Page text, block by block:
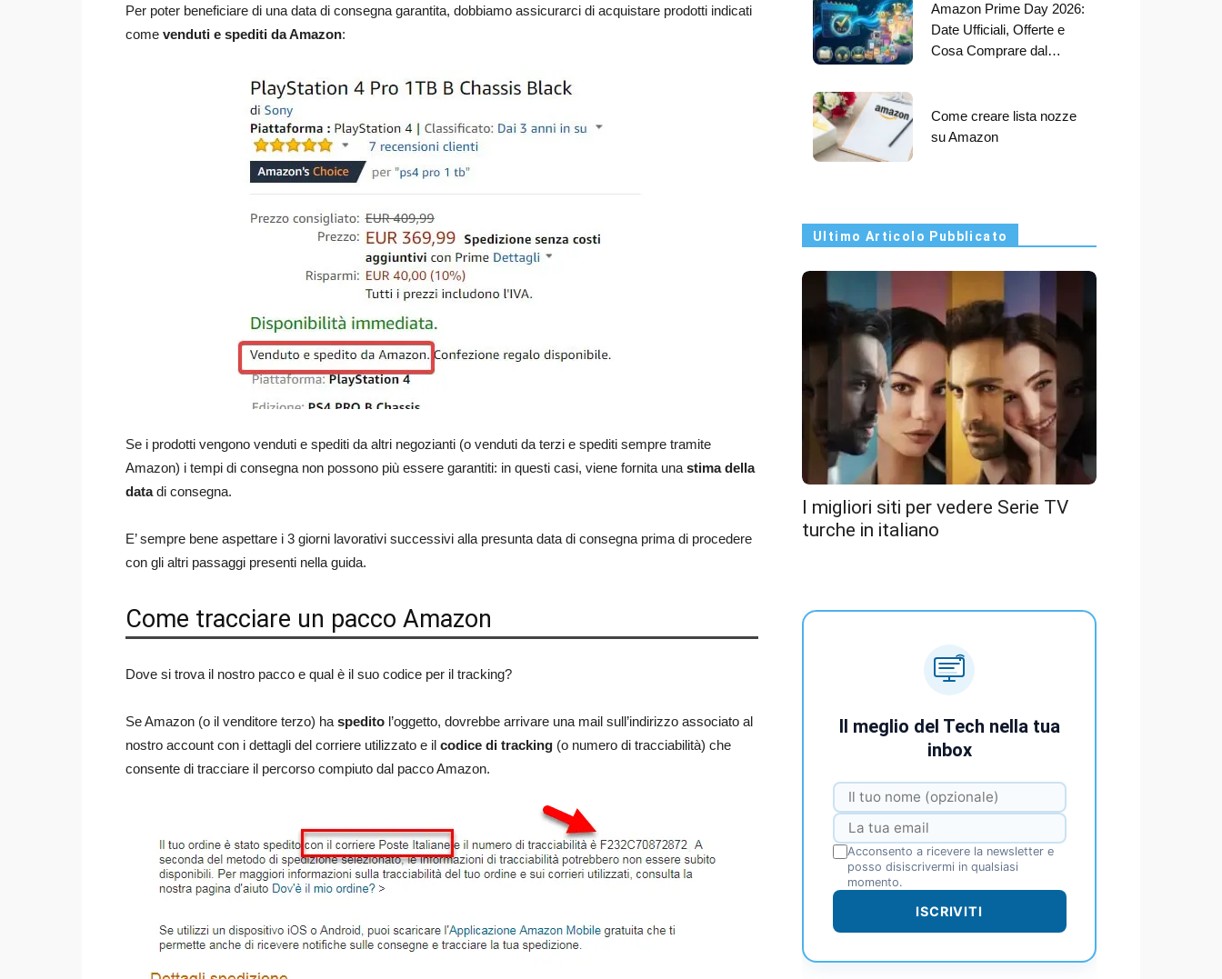
Per poter beneficiare di una data di consegna garantita, dobbiamo assicurarci di acquistare prodotti indicati
come venduti e spediti da Amazon:
Se i prodotti vengono venduti e spediti da altri negozianti (o venduti da terzi e spediti sempre tramite
Amazon) i tempi di consegna non possono più essere garantiti: in questi casi, viene fornita una stima della
datadi consegna.
E’ sempre bene aspettare i 3 giorni lavorativi successivi alla presunta data di consegna prima di procedere
con gli altri passaggi presenti nella guida.
Come tracciare un pacco Amazon
Dove si trova il nostro pacco e qual è il suo codice per il tracking?
Se Amazon (o il venditore terzo) ha spedito l’oggetto, dovrebbe arrivare una mail sull’indirizzo associato al
nostro account con i dettagli del corriere utilizzato e il codice di tracking (o numero di tracciabilità) che
consente di tracciare il percorso compiuto dal pacco Amazon.
Amazon Prime Day 2026:
Date Ufficiali, Offerte e
Cosa Comprare dal…
Come creare lista nozze
su Amazon
Ultimo Articolo Pubblicato
I migliori siti per vedere Serie TV
turche in italiano
Il meglio del Tech nella tua
inbox
Acconsento a ricevere la newsletter e
posso disiscrivermi in qualsiasi
momento.
ISCRIVITI